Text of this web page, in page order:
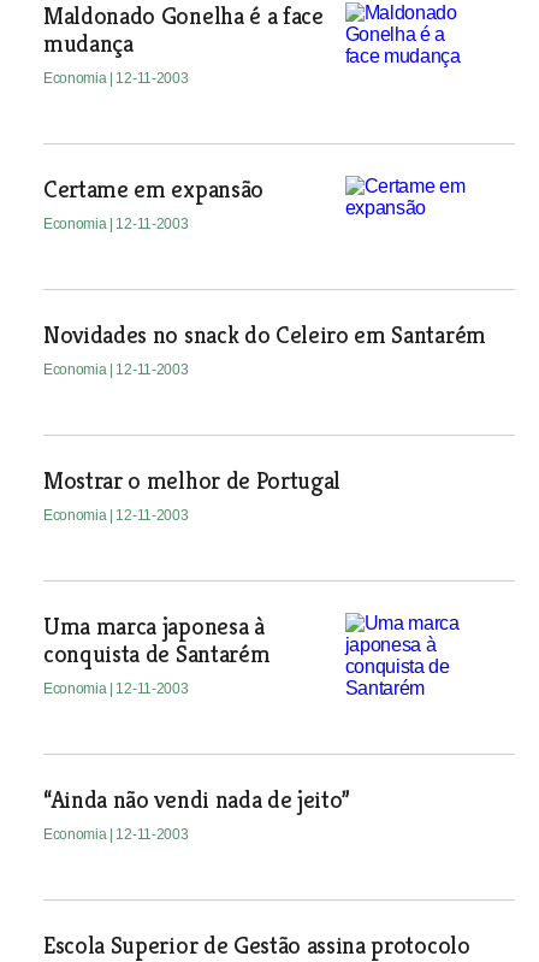
Maldonado Gonelha é a face
mudança
Economia | 12-11-2003
Certame em expansão
Economia | 12-11-2003
Novidades no snack do Celeiro em Santarém
Economia | 12-11-2003
Mostrar o melhor de Portugal
Economia | 12-11-2003
Uma marca japonesa à
conquista de Santarém
Economia | 12-11-2003
“Ainda não vendi nada de jeito”
Economia | 12-11-2003
Escola Superior de Gestão assina protocolo